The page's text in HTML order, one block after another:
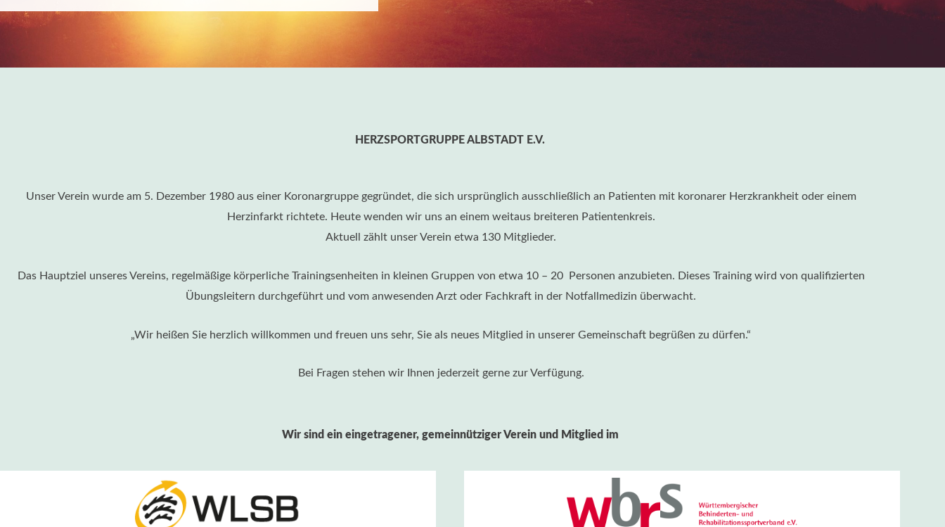
HERZSPORTGRUPPE ALBSTADT E.V.
Unser Verein wurde am 5. Dezember 1980 aus einer Koronargruppe gegründet, die sich ursprünglich ausschließlich an Patienten mit koronarer Herzkrankheit oder einem
Herzinfarkt richtete. Heute wenden wir uns an einem weitaus breiteren Patientenkreis.
Aktuell zählt unser Verein etwa 130 Mitglieder.
Das Hauptziel unseres Vereins, regelmäßige körperliche Trainingsenheiten in kleinen Gruppen von etwa 10 – 20 Personen anzubieten. Dieses Training wird von qualifizierten
Übungsleitern durchgeführt und vom anwesenden Arzt oder Fachkraft in der Notfallmedizin überwacht.
„Wir heißen Sie herzlich willkommen und freuen uns sehr, Sie als neues Mitglied in unserer Gemeinschaft begrüßen zu dürfen.“
Bei Fragen stehen wir Ihnen jederzeit gerne zur Verfügung.
Wir sind ein eingetragener, gemeinnütziger Verein und Mitglied im